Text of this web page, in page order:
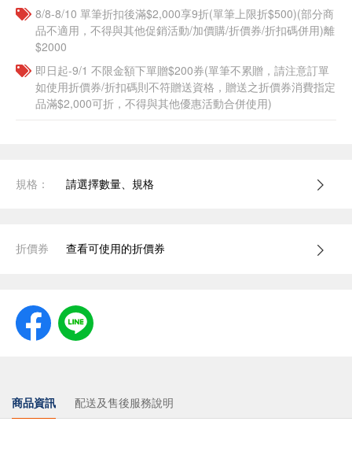
8/8-8/10 單筆折扣後滿$2,000享9折(單筆上限折$500)(部分商
品不適用，不得與其他促銷活動/加價購/折價券/折扣碼併用)離
$2000
即日起-9/1 不限金額下單贈$200券(單筆不累贈，請注意訂單
如使用折價券/折扣碼則不符贈送資格，贈送之折價券消費指定
品滿$2,000可折，不得與其他優惠活動合併使用)
規格： 請選擇數量、規格
折價券 查看可使用的折價券
商品資訊 配送及售後服務說明